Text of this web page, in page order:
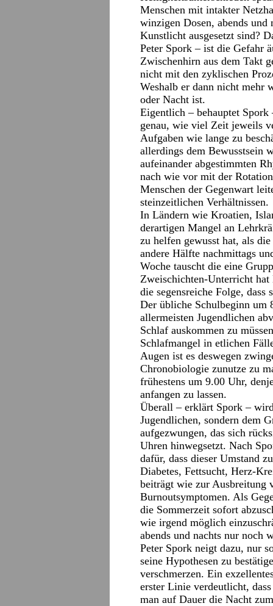
Menschen mit intakter
winzigen Dosen, abends und
Kunstlicht ausgesetzt sind?
Peter Spork – ist die Gefahr
Zwischenhirn aus dem Takt
nicht mit den zyklischen
Weshalb er dann nicht mehr
oder Nacht ist.
Eigentlich – behauptet
genau, wie viel Zeit jeweils
Aufgaben wie lange zu
allerdings dem Bewusstsein
aufeinander abgestimmten
nach wie vor mit der
Menschen der Gegenwart
steinzeitlichen Verhältnissen.
In Ländern wie Kroatien,
derartigen Mangel an
zu helfen gewusst hat, als
andere Hälfte nachmittags
Woche tauscht die eine
Zweischichten-Unterricht
die segensreiche Folge,
Der übliche Schulbeginn um
allermeisten Jugendlichen
Schlaf auskommen zu
Schlafmangel in etlichen
Augen ist es deswegen
Chronobiologie zunutze zu
frühestens um 9.00 Uhr,
anfangen zu lassen.
Überall – erklärt Spork –
Jugendlichen, sondern dem
aufgezwungen, das sich
Uhren hinwegsetzt. Nach
dafür, dass dieser Umstand
Diabetes, Fettsucht, Herz-
beiträgt wie zur Ausbreitung
Burnoutsymptomen. Als
die Sommerzeit sofort
wie irgend möglich
abends und nachts nur noch
Peter Spork neigt dazu, nur
seine Hypothesen zu
verschmerzen. Ein
erster Linie verdeutlicht,
man auf Dauer die Nacht